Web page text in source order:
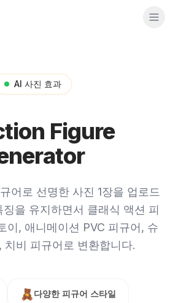
AI 사진 효과
Figure
어로 선명한 사진 1장을 업로드
을 유지하면서 클래식 액션 피
이, 애니메이션 PVC 피규어, 슈
치비 피규어로 변환합니다.
🧸 다양한 피규어 스타일